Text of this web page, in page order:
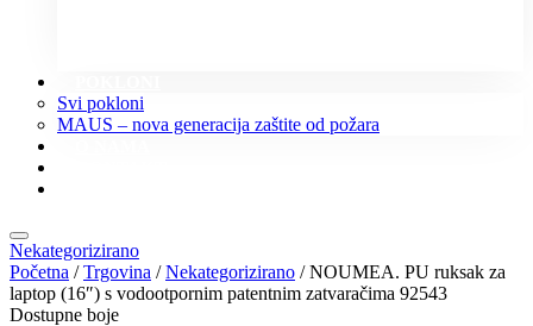
Svi pokloni
MAUS – nova generacija zaštite od požara
Nekategorizirano
Početna /Trgovina /Nekategorizirano / NOUMEA. PU ruksak za
laptop (16″) s vodootpornim patentnim zatvaračima 92543
Dostupne boje